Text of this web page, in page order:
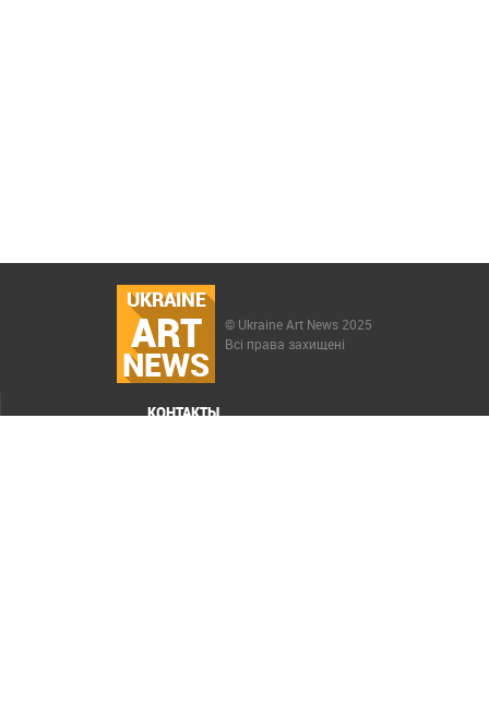
UKRAINE
ART
NEWS
© Ukraine Art News 2025
Всі права захищені
КОНТАКТЫ